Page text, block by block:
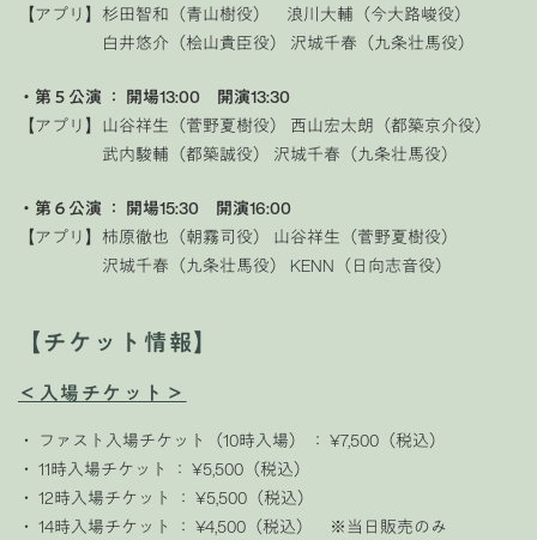
【アプリ】杉田智和（青山樹役） 浪川大輔（今大路峻役）
白井悠介（桧山貴臣役） 沢城千春（九条壮馬役）
・第５公演 ： 開場13:00 開演13:30
【アプリ】山谷祥生（菅野夏樹役） 西山宏太朗（都築京介役）
武内駿輔（都築誠役） 沢城千春（九条壮馬役）
・第６公演 ： 開場15:30 開演16:00
【アプリ】柿原徹也（朝霧司役） 山谷祥生（菅野夏樹役）
沢城千春（九条壮馬役） KENN（日向志音役）
【チケット情報】
＜入場チケット＞
・ ファスト入場チケット（10時入場） ： ¥7,500（税込）
・ 11時入場チケット ： ¥5,500（税込）
・ 12時入場チケット ： ¥5,500（税込）
・ 14時入場チケット ： ¥4,500（税込） ※当日販売のみ